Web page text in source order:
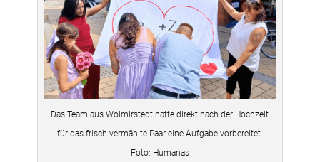
Das Team aus Wolmirstedt hatte direkt nach der Hochzeit
für das frisch vermählte Paar eine Aufgabe vorbereitet.
Foto: Humanas